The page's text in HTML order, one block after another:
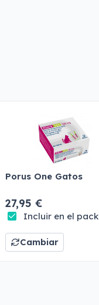
Porus One Gatos
27,95 €
Incluir en el pack
Cambiar